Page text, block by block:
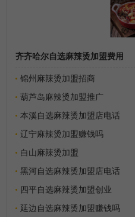
齐齐哈尔自选麻辣烫加盟费用
锦州麻辣烫加盟招商
葫芦岛麻辣烫加盟推广
本溪自选麻辣烫加盟店电话
辽宁麻辣烫加盟赚钱吗
白山麻辣烫加盟
黑河自选麻辣烫加盟店电话
四平自选麻辣烫加盟创业
延边自选麻辣烫加盟赚钱吗